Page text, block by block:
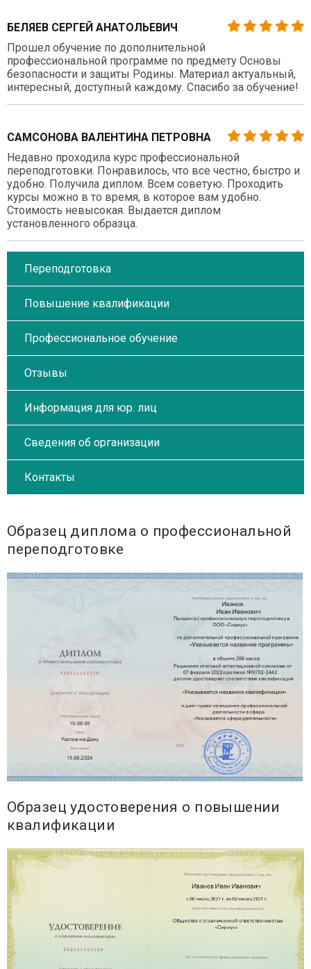
БЕЛЯЕВ СЕРГЕЙ АНАТОЛЬЕВИЧ
Прошел обучение по дополнительной
профессиональной программе по предмету Основы
безопасности и защиты Родины. Материал актуальный,
интересный, доступный каждому. Спасибо за обучение!
САМСОНОВА ВАЛЕНТИНА ПЕТРОВНА
Недавно проходила курс профессиональной
переподготовки. Понравилось, что все честно, быстро и
удобно. Получила диплом. Всем советую. Проходить
курсы можно в то время, в которое вам удобно.
Стоимость невысокая. Выдается диплом
установленного образца.
Переподготовка
Повышение квалификации
Профессиональное обучение
Отзывы
Информация для юр. лиц
Сведения об организации
Контакты
Образец диплома о профессиональной
переподготовке
Образец удостоверения о повышении
квалификации